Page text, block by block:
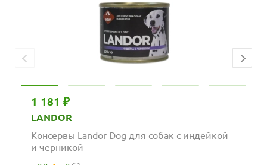
1 181 ₽
LANDOR
Консервы Landor Dog для собак с индейкой
и черникой